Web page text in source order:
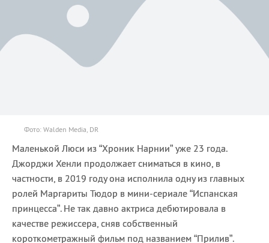
Фото: Walden Media, DR
Маленькой Люси из “Хроник Нарнии” уже 23 года.
Джорджи Хенли продолжает сниматься в кино, в
частности, в 2019 году она исполнила одну из главных
ролей Маргариты Тюдор в мини-сериале “Испанская
принцесса”. Не так давно актриса дебютировала в
качестве режиссера, сняв собственный
короткометражный фильм под названием “Прилив”.